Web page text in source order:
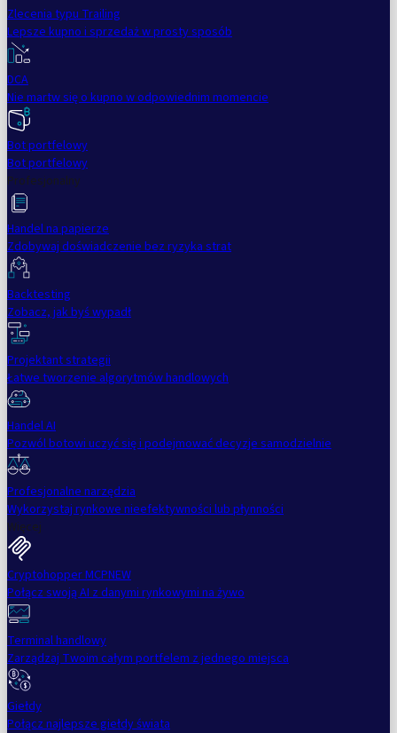
Zlecenia typu Trailing
Lepsze kupno i sprzedaż w prosty sposób
DCA
Nie martw się o kupno w odpowiednim momencie
Bot portfelowy
Bot portfelowy
Profesjonalny
Handel na papierze
Zdobywaj doświadczenie bez ryzyka strat
Backtesting
Zobacz, jak byś wypadł
Projektant strategii
Łatwe tworzenie algorytmów handlowych
Handel AI
Pozwól botowi uczyć się i podejmować decyzje samodzielnie
Profesjonalne narzędzia
Wykorzystaj rynkowe nieefektywności lub płynności
Więcej
Cryptohopper MCPNEW
Połącz swoją AI z danymi rynkowymi na żywo
Terminal handlowy
Zarządzaj Twoim całym portfelem z jednego miejsca
Giełdy
Połącz najlepsze giełdy świata